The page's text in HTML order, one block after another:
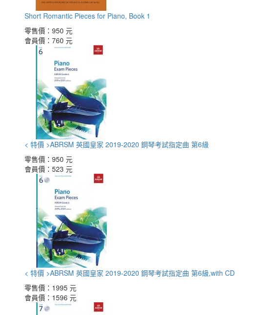
Short Romantic Pieces for Piano, Book 1
零售價： 950 元
會員價： 760 元
< 特價 >ABRSM 英國皇家 2019-2020 鋼琴考試指定曲 第6級
零售價： 950 元
會員價： 523 元
< 特價 >ABRSM 英國皇家 2019-2020 鋼琴考試指定曲 第6級,with CD
零售價： 1995 元
會員價： 1596 元